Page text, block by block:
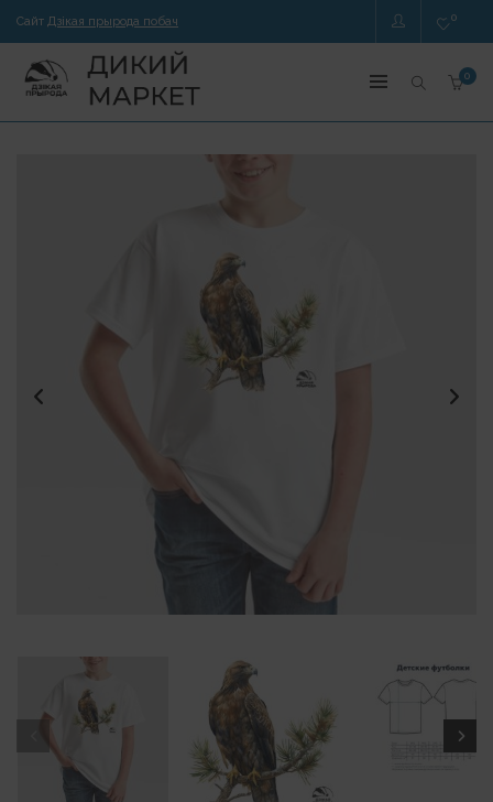
Сайт Дзікая прырода побач 0
0